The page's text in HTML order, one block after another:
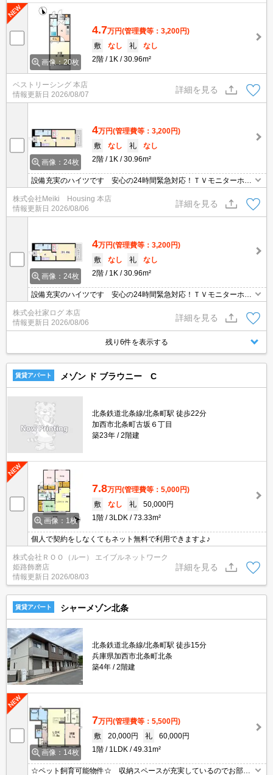
画像：20枚
4.7万円(管理費等：3,200円)
敷
なし 礼
なし
2階
1K 30.96m²
ベストリーシング 本店
情報更新日 2026/08/07
詳細を見る
画像：24枚
4万円(管理費等：3,200円)
敷
なし 礼
なし
2階
1K 30.96m²
設備充実のハイツです 安心の24時間緊急対応！ＴＶモニターホン
完備で安心！
株式会社Meiki Housing 本店
情報更新日 2026/08/06
詳細を見る
画像：24枚
4万円(管理費等：3,200円)
敷
なし 礼
なし
2階
1K 30.96m²
設備充実のハイツです 安心の24時間緊急対応！ＴＶモニターホン
完備で安心！
株式会社家ログ 本店
情報更新日 2026/08/06
詳細を見る
残り6件を表示する
賃貸アパート メゾン ド ブラウニー C
北条鉄道北条線/北条町駅 徒歩22分
加西市北条町古坂６丁目
築23年
2階建
画像：1枚
7.8万円(管理費等：5,000円)
敷
なし 礼
50,000円
1階
3LDK 73.33m²
個人で契約をしなくてもネット無料で利用できますよ♪
株式会社ＲＯＯ（ルー） エイブルネットワーク
姫路飾磨店
情報更新日 2026/08/03
詳細を見る
賃貸アパート シャーメゾン北条
北条鉄道北条線/北条町駅 徒歩15分
兵庫県加西市北条町北条
築4年
2階建
画像：14枚
7万円(管理費等：5,500円)
敷
20,000円 礼
60,000円
1階
1LDK 49.31m²
☆ペット飼育可能物件☆ 収納スペースが充実しているのでお部屋